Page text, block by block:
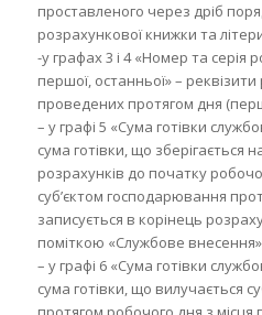
проставленого через дріб
розрахункової книжки та
-у графах 3 і 4 «Номер та серія
першої, останньої» –
проведених протягом дня
– у графі 5 «Сума готівки
сума готівки, що зберігається
розрахунків до початку
суб’єктом господарювання
записується в корінець
поміткою «Службове
– у графі 6 «Сума готівки
сума готівки, що вилучається